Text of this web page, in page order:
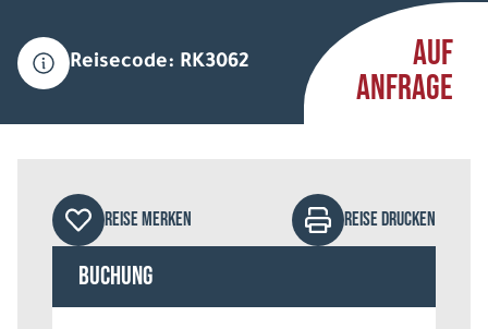
Reisecode: RK3062
AUF
ANFRAGE
REISE MERKEN REISE DRUCKEN
Buchung